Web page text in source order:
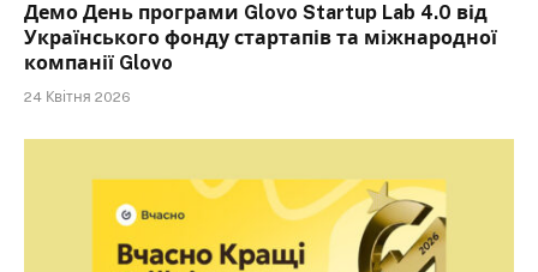
Демо День програми Glovo Startup Lab 4.0 від
Українського фонду стартапів та міжнародної
компанії Glovo
24 Квітня 2026